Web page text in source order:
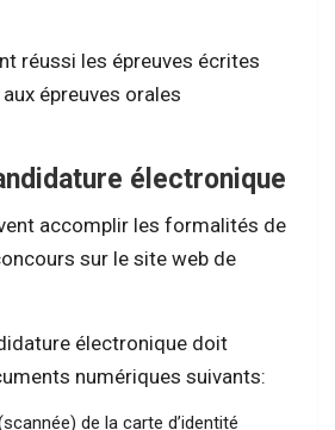
réussi les épreuves écrites
épreuves orales
électronique
accomplir les formalités de
sur le site web de
électronique doit
numériques suivants:
de la carte d’identité